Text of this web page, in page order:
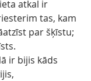
atkal ir
tas, kam
par šķīstu;
ir bijis kāds